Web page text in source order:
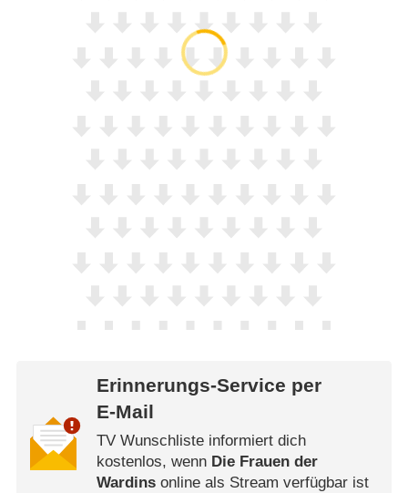
Erinnerungs-Service per
E-Mail
TV Wunschliste informiert dich
kostenlos, wenn Die Frauen der
Wardinsonline als Stream verfügbar ist